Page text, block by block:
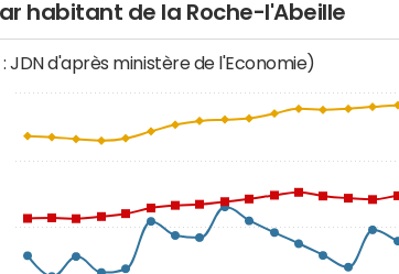
habitant de la Roche-l'Abeille
JDN d'après ministère de l'Economie)